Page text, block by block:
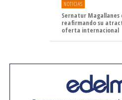
NOTICIAS
Sernatur Magallanes
reafirmando su
oferta internacional